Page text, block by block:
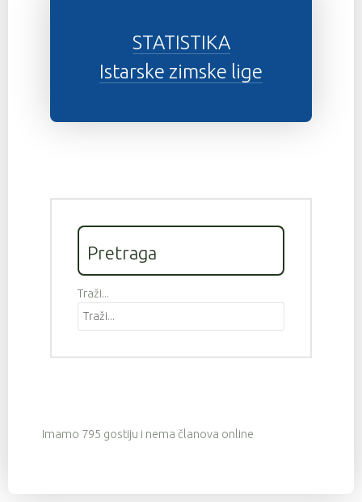
STATISTIKA
Istarske zimske lige
Pretraga
Traži...
Imamo 795 gostiju i nema članova online